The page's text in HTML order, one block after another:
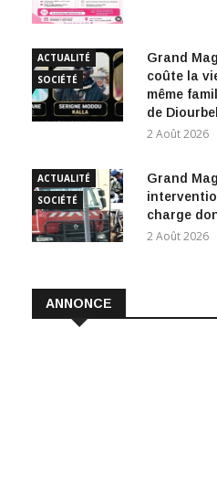
ACTUALITÉ
SOCIÉTÉ
Grand
coûte la
même
de Diourbel
2 Août 2026
ACTUALITÉ
SOCIÉTÉ
Grand
charge
2 Août 2026
ANNONCE